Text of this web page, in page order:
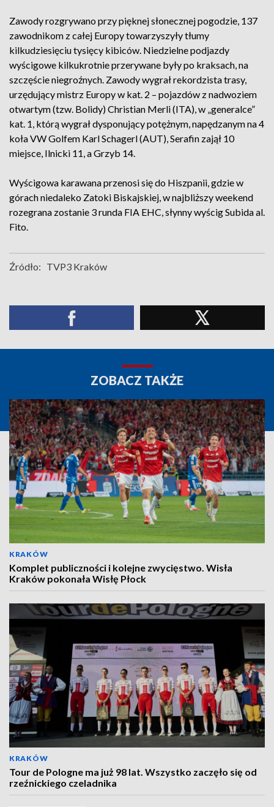
Zawody rozgrywano przy pięknej słonecznej pogodzie, 137
zawodnikom z całej Europy towarzyszyły tłumy
kilkudziesięciu tysięcy kibiców. Niedzielne podjazdy
wyścigowe kilkukrotnie przerywane były po kraksach, na
szczęście niegroźnych. Zawody wygrał rekordzista trasy,
urzędujący mistrz Europy w kat. 2 – pojazdów z nadwoziem
otwartym (tzw. Bolidy) Christian Merli (ITA), w „generalce”
kat. 1, którą wygrał dysponujący potężnym, napędzanym na 4
koła VW Golfem Karl Schagerl (AUT), Serafin zajął 10
miejsce, Ilnicki 11, a Grzyb 14.
Wyścigowa karawana przenosi się do Hiszpanii, gdzie w
górach niedaleko Zatoki Biskajskiej, w najbliższy weekend
rozegrana zostanie 3 runda FIA EHC, słynny wyścig Subida al.
Fito.
Źródło: TVP3 Kraków
ZOBACZ TAKŻE
KRAKÓW
Komplet publiczności i kolejne zwycięstwo. Wisła
Kraków pokonała Wisłę Płock
KRAKÓW
Tour de Pologne ma już 98 lat. Wszystko zaczęło się od
rzeźnickiego czeladnika